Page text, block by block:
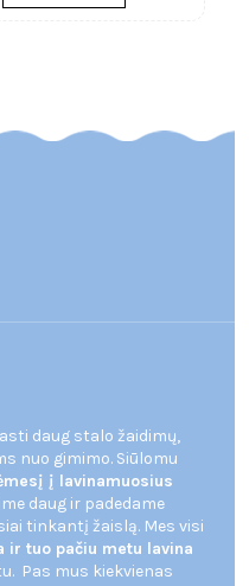
daug stalo žaidimų,
nuo gimimo. Siūlomu
į lavinamuosius
daug ir padedame
tinkantį žaislą. Mes visi
ir tuo pačiu metu lavina
Pas mus kiekvienas